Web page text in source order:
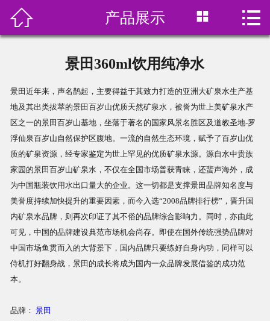
 首页
订水价格
水中贵族
在线预订
新闻资讯
联系我们
饮用水分类
 产品展示  
景田360ml饮用纯净水
景田近年来，声名鹊起，主要得益于其致力打造的亚洲大矿泉水生产基
地及其出类拔萃的景田百岁山优质天然矿泉水，被誉为世上美矿泉水产
区之一的景田百岁山基地，坐落于著名的国家风景名胜区及道教圣地-罗
浮仙泉百岁山自然保护区腹地。一流的自然生态环境，赋予了百岁山优
质的矿泉资源，经专家鉴定为世上罕见的优质矿泉水源。源自水中贵族
家园的景田百岁山矿泉水，不仅在全国市场普获青睐，还蜚声海外，成
为中国瓶装饮用水出口量大的企业。这一切都是支撑景田品牌知名度与
美誉度持续加快提升的重要因素，而今入选“2008品牌排行榜”，晋升国
内矿泉水品牌，则再次印证了其不俗的品牌综合影响力。同时，亦由此
可见，中国的品牌建设典范市场机会尚存。即使在国外传统强势品牌对
中国市场鱼贯而入的大背景下，国内品牌只要练好自身内功，同样可以
侍机打好翻身战，景田的成长将成为国内一众品牌发展借鉴的成功范
本。
品牌： 景田